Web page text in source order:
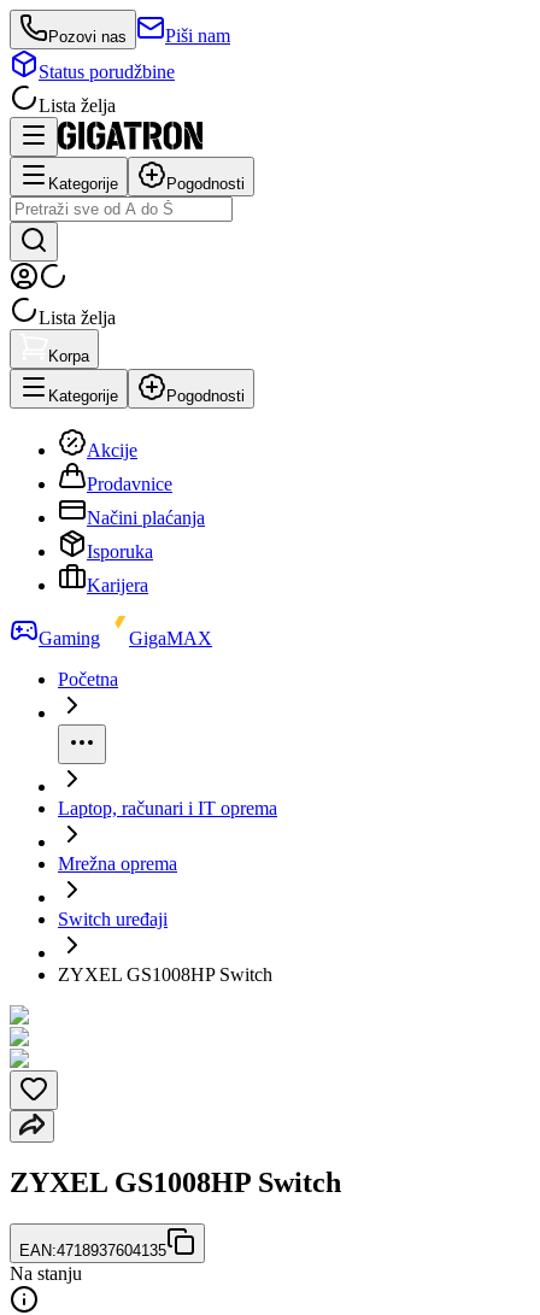
Pozovi nas
Piši nam
Status porudžbine
Lista želja
Kategorije Pogodnosti
Lista želja
Korpa
Kategorije Pogodnosti
Akcije
Prodavnice
Načini plaćanja
Isporuka
Karijera
Gaming
GigaMAX
Početna
Laptop, računari i IT oprema
Mrežna oprema
Switch uređaji
ZYXEL GS1008HP Switch
ZYXEL GS1008HP Switch
EAN:4718937604135
Na stanju